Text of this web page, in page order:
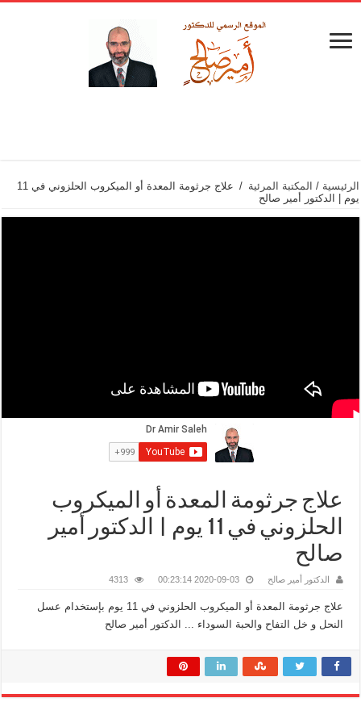
الرئيسية / المكتبة المرئية /
علاج جرثومة المعدة أو الميكروب الحلزوني في 11
يوم | الدكتور أمير صالح
علاج جرثومة المعدة أو الميكروب
الحلزوني في 11 يوم | الدكتور أمير
صالح
الدكتور أمير صالح 2020-09-03 00:23:14
4313
علاج جرثومة المعدة أو الميكروب الحلزوني في 11 يوم بإستخدام عسل
النحل و خل التفاح والحبة السوداء ... الدكتور أمير صالح